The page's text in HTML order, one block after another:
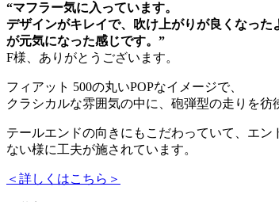
“マフラー気に入っています。
デザインがキレイで、吹け 上がりが良くなっ
が元気になった感じです。”
F様、ありがとうございます。
フィアット 500の丸いPOPなイメージで、
クラシカルな雰囲気の中に、砲弾型の走りを彷
テールエンドの向きにもこだわっていて、エ
ない様に工夫が施されています。
＜詳しくはこちら＞